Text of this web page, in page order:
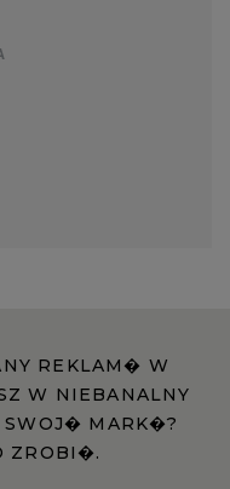
REKLAM� W
W NIEBANALNY
MARK�?
ZROBI�.